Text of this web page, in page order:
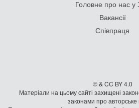
Головне про нас у
Вакансії
Співпраця
© & CC BY 4.0
Матеріали на цьому сайті захищені
законами про авторське